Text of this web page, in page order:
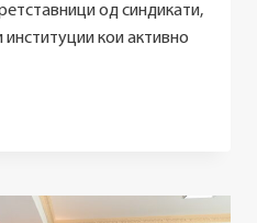
од синдикати,
институции кои активно